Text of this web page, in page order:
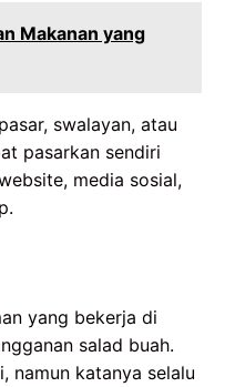
Makanan yang
swalayan, atau
pasarkan sendiri
media sosial,
yang bekerja di
salad buah.
namun katanya selalu